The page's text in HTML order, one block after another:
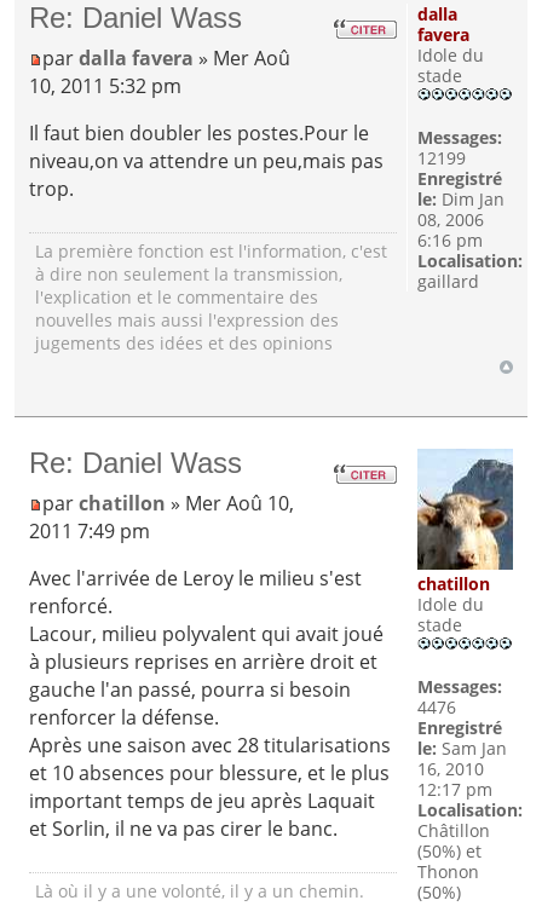
Re: Daniel Wass
pardalla favera » Mer Aoû
10, 2011 5:32 pm
Il faut bien doubler les postes.Pour le
niveau,on va attendre un peu,mais pas
trop.
La première fonction est l'information, c'est
à dire non seulement la transmission,
l'explication et le commentaire des
nouvelles mais aussi l'expression des
jugements des idées et des opinions
dalla
favera
Idole du
stade
Messages:
12199
Enregistré
le: Dim Jan
08, 2006
6:16 pm
Localisation:
gaillard
Re: Daniel Wass
parchatillon » Mer Aoû 10,
2011 7:49 pm
Avec l'arrivée de Leroy le milieu s'est
renforcé.
Lacour, milieu polyvalent qui avait joué
à plusieurs reprises en arrière droit et
gauche l'an passé, pourra si besoin
renforcer la défense.
Après une saison avec 28 titularisations
et 10 absences pour blessure, et le plus
important temps de jeu après Laquait
et Sorlin, il ne va pas cirer le banc.
Là où il y a une volonté, il y a un chemin.
chatillon
Idole du
stade
Messages:
4476
Enregistré
le: Sam Jan
16, 2010
12:17 pm
Localisation:
Châtillon
(50%) et
Thonon
(50%)